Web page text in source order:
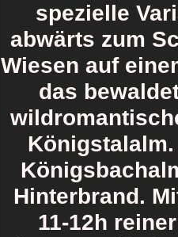
spezielle
abwärts zum
Wiesen auf
das
Hinterbrand.
11-12h